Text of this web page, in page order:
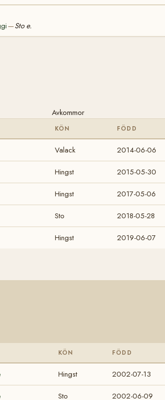
—Sto e.
Avkommor
KÖN FÖDD
Valack 2014-06-06
Hingst 2015-05-30
Hingst 2017-05-06
Sto 2018-05-28
Hingst 2019-06-07
KÖN FÖDD
Hingst 2002-07-13
Sto 2002-06-09